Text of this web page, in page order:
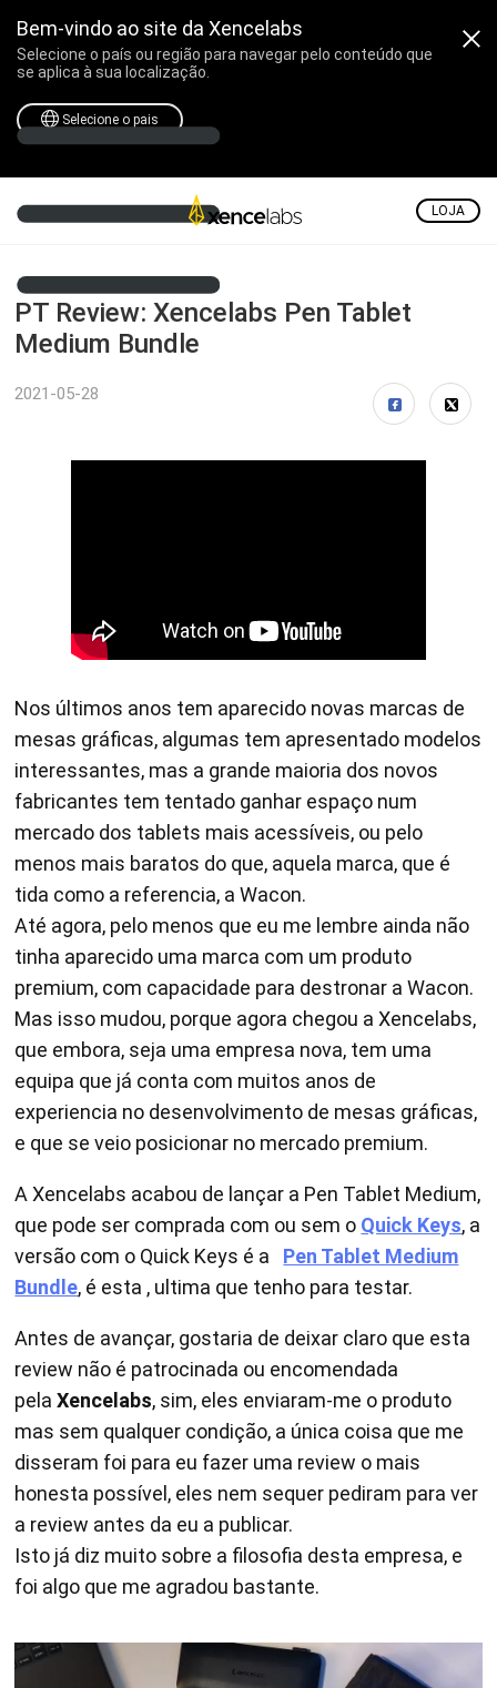
Bem-vindo ao site da Xencelabs
Selecione o país ou região para navegar pelo conteúdo que
se aplica à sua localização.
Selecione o pais
LOJA
PT Review: Xencelabs Pen Tablet
Medium Bundle
2021-05-28
Nos últimos anos tem aparecido novas marcas de
mesas gráficas, algumas tem apresentado modelos
interessantes, mas a grande maioria dos novos
fabricantes tem tentado ganhar espaço num
mercado dos tablets mais acessíveis, ou pelo
menos mais baratos do que, aquela marca, que é
tida como a referencia, a Wacon.
Até agora, pelo menos que eu me lembre ainda não
tinha aparecido uma marca com um produto
premium, com capacidade para destronar a Wacon.
Mas isso mudou, porque agora chegou a Xencelabs,
que embora, seja uma empresa nova, tem uma
equipa que já conta com muitos anos de
experiencia no desenvolvimento de mesas gráficas,
e que se veio posicionar no mercado premium.
A Xencelabs acabou de lançar a Pen Tablet Medium,
que pode ser comprada com ou sem o Quick Keys, a
versão com o Quick Keys é a Pen Tablet Medium
Bundle, é esta , ultima que tenho para testar.
Antes de avançar, gostaria de deixar claro que esta
review não é patrocinada ou encomendada
pelaXencelabs, sim, eles enviaram-me o produto
mas sem qualquer condição, a única coisa que me
disseram foi para eu fazer uma review o mais
honesta possível, eles nem sequer pediram para ver
a review antes da eu a publicar.
Isto já diz muito sobre a filosofia desta empresa, e
foi algo que me agradou bastante.